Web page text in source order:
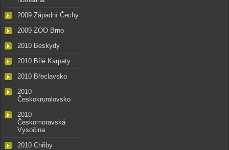
2009 Západní Čechy
2009 ZOO Brno
2010 Beskydy
2010 Bílé Karpaty
2010 Břeclavsko
2010
Českokrumlovsko
2010
Českomoravská
Vysočina
2010 Chřiby